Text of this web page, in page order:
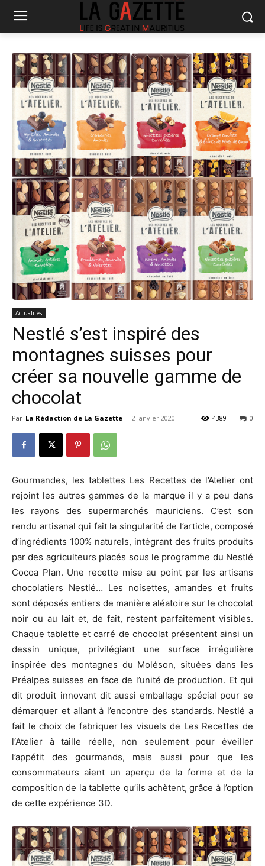
Actualités
Nestlé s’est inspiré des
montagnes suisses pour
créer sa nouvelle gamme de
chocolat
Par La Rédaction de La Gazette - 2 janvier 2020 0
4389
Gourmandes, les tablettes Les Recettes de l’Atelier ont
rejoint les autres gammes de la marque il y a peu dans
les rayons des supermarchés mauriciens. C’est son
rendu artisanal qui fait la singularité de l’article, composé
d’ingrédients 100% naturels, intégrant des fruits produits
par des agriculteurs placés sous le programme du Nestlé
Cocoa Plan. Une recette mise au point par les artisans
chocolatiers Nestlé… Les noisettes, amandes et fruits
sont déposés entiers de manière aléatoire sur le chocolat
noir ou au lait et, de fait, restent parfaitement visibles.
Chaque tablette et carré de chocolat présentent ainsi un
dessin unique, privilégiant une surface irrégulière
inspirée des montagnes du Moléson, situées dans les
Préalpes suisses en face de l’unité de production. Et qui
dit produit innovant dit aussi emballage spécial pour se
démarquer et allant à l’encontre des standards. Nestlé a
fait le choix de fabriquer les visuels de Les Recettes de
l‘Atelier à taille réelle, non seulement pour éveiller
l’appétit des gourmands, mais aussi pour que les
consommateurs aient un aperçu de la forme et de la
composition de la tablette qu’ils achètent, grâce à l’option
de cette expérience 3D.